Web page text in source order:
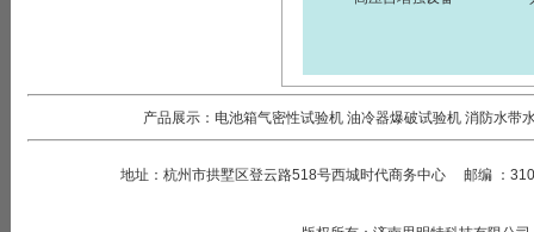
产品展示： 电池箱气密性试验机 油冷器爆破试验机 消防水带
地址： 杭州市拱墅区登云路518号西城时代商务中心 邮编 ：